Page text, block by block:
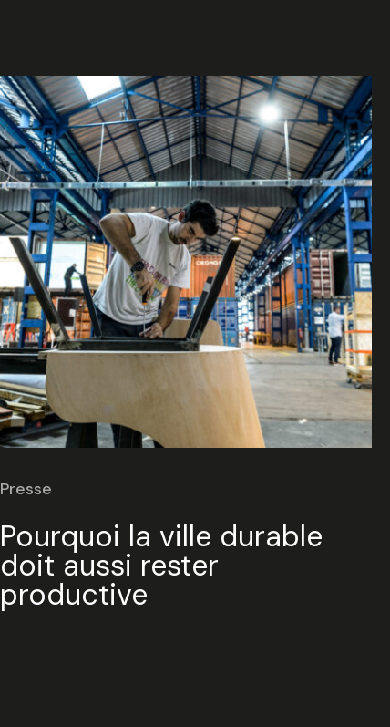
Presse
Pourquoi la ville durable
doit aussi rester
productive
Valider